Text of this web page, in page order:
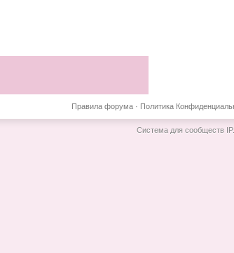
Политика
Правила форума ·
Система для сообществ